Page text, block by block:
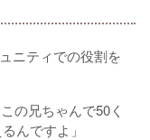
ニティでの役割を
の兄ちゃんで50く
んですよ」